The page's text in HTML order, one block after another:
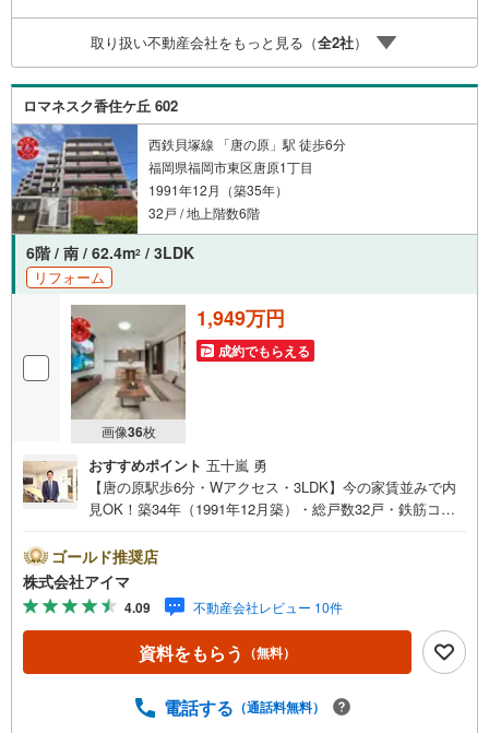
用意平日も夜間もご見学OK/ご自宅・最寄り駅まで送迎無
料/オンライン相談OK「見るだけ」「ローン相談だけ」で
も歓迎します他社でローンが難しいと言われた方、転職後
で審査にご不安の方もご相談ください
取り扱い不動産会社をもっと見る（全2社）
ロマネスク香住ケ丘 602
西鉄貝塚線 「唐の原」駅 徒歩6分
福岡県福岡市東区唐原1丁目
1991年12月（築35年）
32戸 / 地上階数6階
6階 / 南 / 62.4m2 / 3LDK
リフォーム
画像36枚
1,949万円
成約でもらえる
おすすめポイント 五十嵐 勇
【唐の原駅歩6分・Wアクセス・3LDK】今の家賃並みで内
見OK！築34年（1991年12月築）・総戸数32戸・鉄筋コン
K。専有約62平米。LDKは12帖以上。■リフォーム内装はリ
フォーム済みです。■住戸の条件南向きのお住まいです。最
上階です。■共用部・暮らしエレベーターあり。24時間ゴ
ミ出し可。■キッチン・水まわり対面式キッチン・食器洗乾
燥機・3口以上のコンロ・追焚機能・浴室乾燥機を備えま
す。■収納クロゼット3ヶ所・玄関収納があります。■通学
ートアイマは福岡のマンション・新築一戸建ての専門店で
ゴールド推奨店
株式会社アイマ
4.09 不動産会社レビュー 10件
資料をもらう （無料）
電話する （通話料無料）